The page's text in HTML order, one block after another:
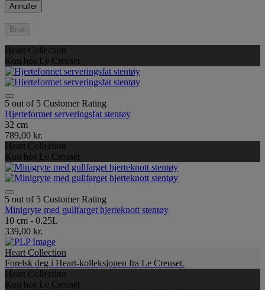
Annuller
Bruk
Heart Collection
Kun hos Le Creuset
5 out of 5 Customer Rating
Hjerteformet serveringsfat stentøy
32 cm
789,00 kr.
Heart Collection
Kun hos Le Creuset
5 out of 5 Customer Rating
Minigryte med gullfarget hjerteknott stentøy
10 cm - 0.25L
339,00 kr.
Heart Collection
Forelsk deg i Heart-kolleksjonen fra Le Creuset.
Heart Collection
Kun hos Le Creuset